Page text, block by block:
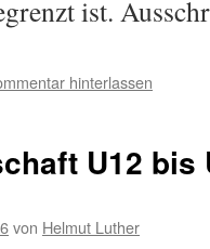
ist.
hinterlassen
U12 bis
von Helmut Luther